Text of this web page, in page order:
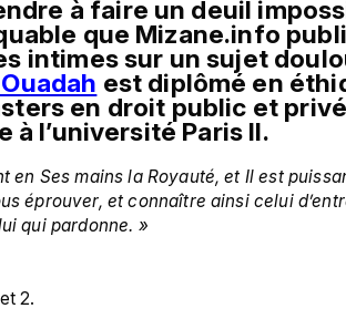
que Mizane.info
intimes sur un sujet
est diplômé en
en droit public et
l’université Paris II.
en Ses mains la Royauté, et Il est
éprouver, et connaître ainsi celui
qui pardonne. »